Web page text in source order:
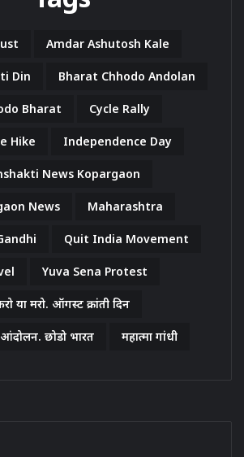
Amdar Ashutosh Kale
Din Bharat Chhodo Andolan
Bharat Cycle Rally
Hike Independence Day
News Kopargaon
News Maharashtra
Quit India Movement
Yuva Sena Protest
या मरो. ऑगस्ट क्रांती दिन
आंदोलन. छोडो भारत महात्मा गांधी